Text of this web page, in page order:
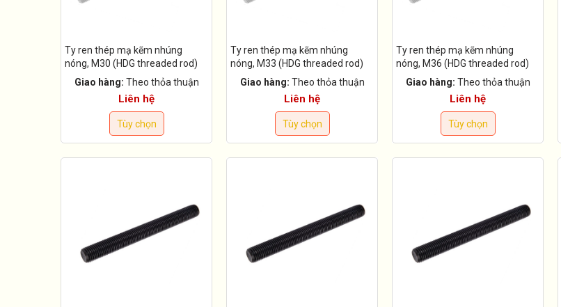
Ty ren thép mạ kẽm nhúng
nóng, M30 (HDG threaded rod)
Giao hàng: Theo thỏa thuận
Liên hệ
Tùy chọn
Ty ren thép mạ kẽm nhúng
nóng, M33 (HDG threaded rod)
Giao hàng: Theo thỏa thuận
Liên hệ
Tùy chọn
Ty ren thép mạ kẽm nhúng
nóng, M36 (HDG threaded rod)
Giao hàng: Theo thỏa thuận
Liên hệ
Tùy chọn